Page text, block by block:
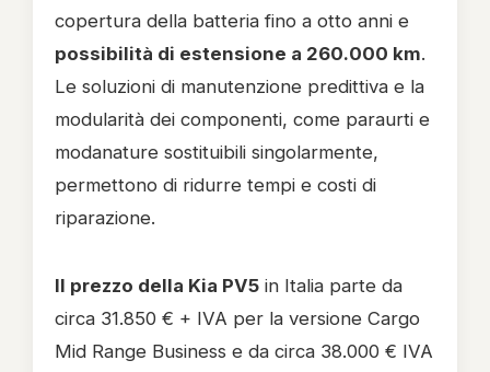
copertura della batteria fino a otto anni e
possibilità di estensione a 260.000 km.
Le soluzioni di manutenzione predittiva e la
modularità dei componenti, come paraurti e
modanature sostituibili singolarmente,
permettono di ridurre tempi e costi di
riparazione.
Il prezzo della Kia PV5 in Italia parte da
circa 31.850 € + IVA per la versione Cargo
Mid Range Business e da circa 38.000 € IVA